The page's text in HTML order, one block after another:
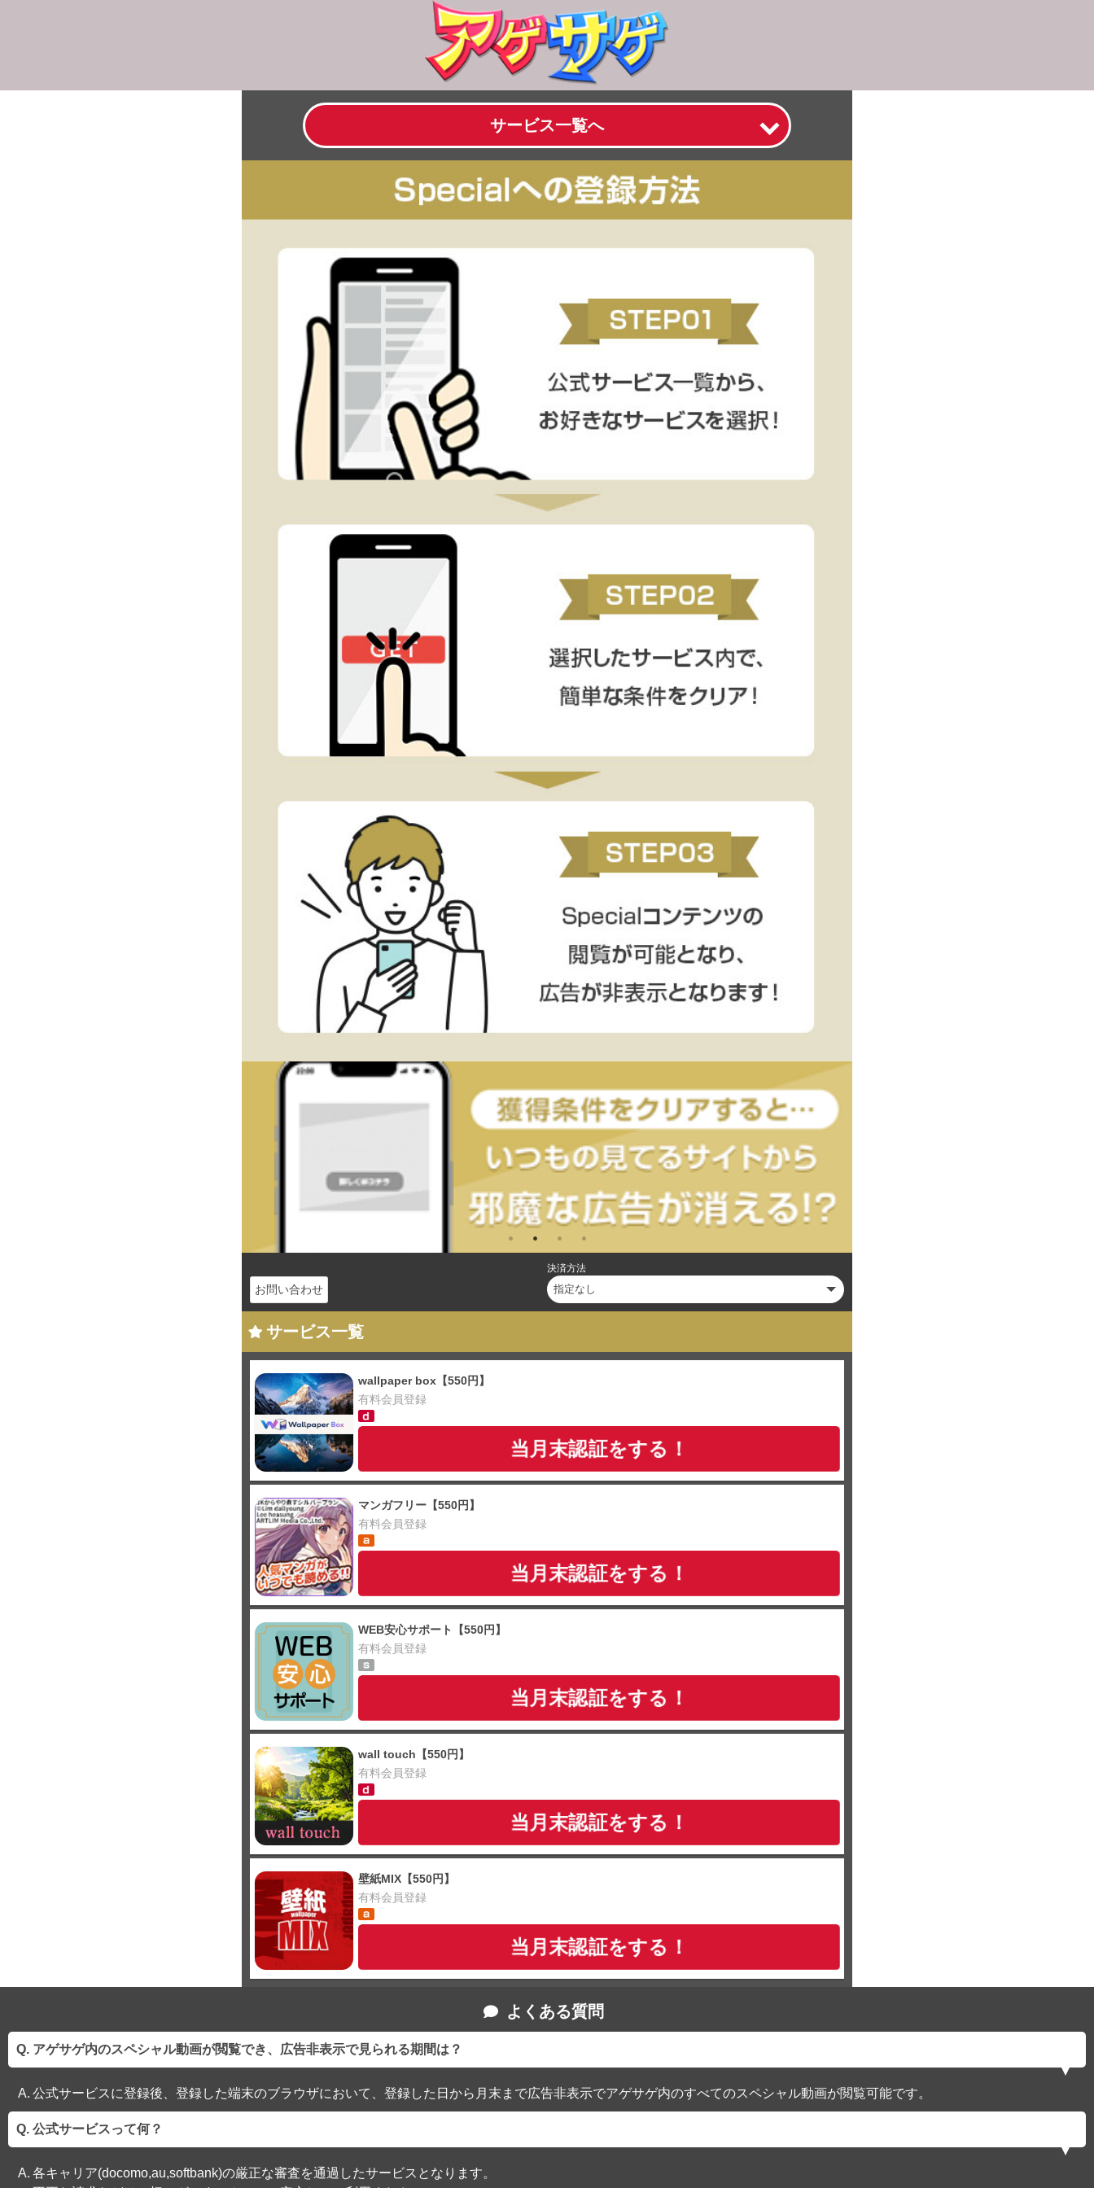
サービス一覧へ
お問い合わせ
決済方法
サービス一覧
wallpaper box【550円】
有料会員登録
当月末認証をする！
マンガフリー【550円】
有料会員登録
当月末認証をする！
WEB安心サポート【550円】
有料会員登録
当月末認証をする！
wall touch【550円】
有料会員登録
当月末認証をする！
壁紙MIX【550円】
有料会員登録
当月末認証をする！
よくある質問
アゲサゲ内のスペシャル動画が閲覧でき、広告非表示で見られる期間は？
公式サービスに登録後、登録した端末のブラウザにおいて、登録した日から月末まで広告非表示でアゲサゲ内のすべてのスペシャル動画が閲覧可能です。
公式サービスって何？
各キャリア(docomo,au,softbank)の厳正な審査を通過したサービスとなります。